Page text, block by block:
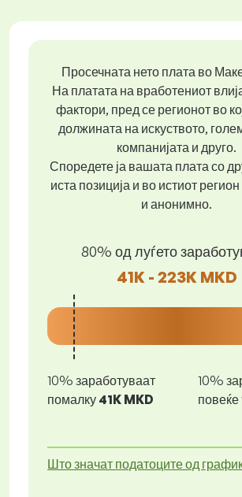
Просечната нето плата во
На платата на вработениот
фактори, пред се регионот во
должината на искуството,
компанијата и друго.
Споредете ја вашата плата со
иста позиција и во истиот
и анонимно.
80% од луѓето
41K - 223K MKD
10% заработуваат
помалку 41K MKD
10%
повеќе
Што значат податоците од